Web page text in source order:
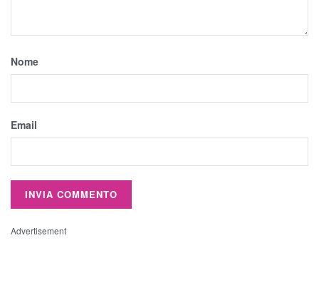
Nome
Email
Advertisement